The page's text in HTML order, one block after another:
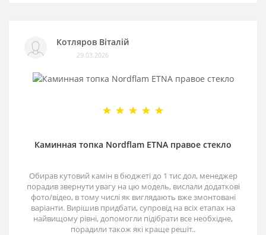
Котляров Віталій
29.03.2026
Каминная топка Nordflam ETNA правое стекло
Обирав кутовий камін в бюджеті до 1 тис дол, менеджер
порадив звернути увагу на цю модель, вислали додаткові
фото/відео, в тому числі як виглядають вже змонтовані
варіанти. Вирішив придбати, супровід на всіх етапах на
найвищому рівні, допомогли підібрати все необхідне,
порадили також які краще решіт..